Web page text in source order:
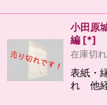
小田原
編 [*]
在庫切
表紙・
れ 他経